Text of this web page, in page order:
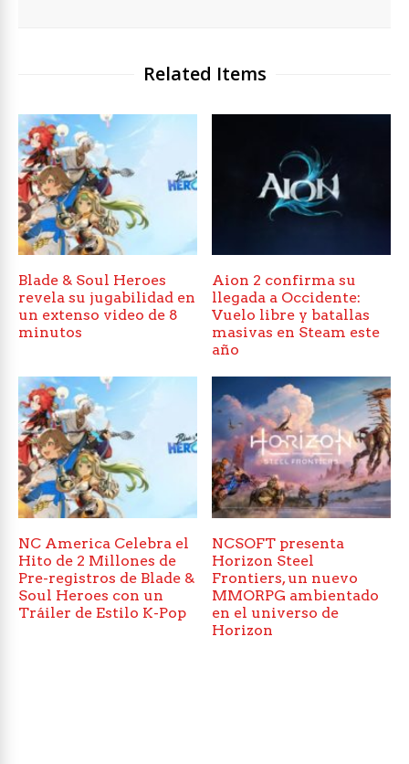
Related Items
Blade & Soul Heroes
revela su jugabilidad en
un extenso video de 8
minutos
Aion 2 confirma su
llegada a Occidente:
Vuelo libre y batallas
masivas en Steam este
año
NC America Celebra el
Hito de 2 Millones de
Pre-registros de Blade &
Soul Heroes con un
Tráiler de Estilo K-Pop
NCSOFT presenta
Horizon Steel
Frontiers, un nuevo
MMORPG ambientado
en el universo de
Horizon